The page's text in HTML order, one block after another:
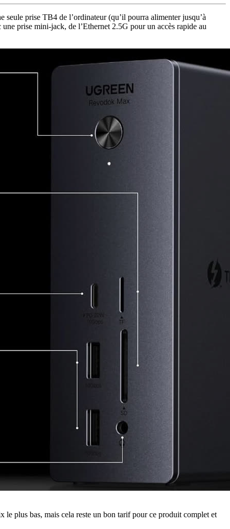
seule prise TB4 de l’ordinateur (qu’il pourra alimenter jusqu’à
prise mini-jack, de l’Ethernet 2.5G pour un accès rapide au
le plus bas, mais cela reste un bon tarif pour ce produit complet et